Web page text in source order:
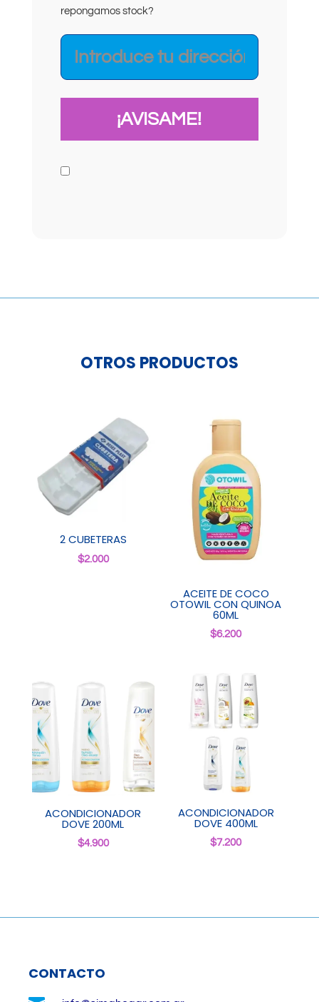
repongamos stock?
OTROS PRODUCTOS
2 CUBETERAS
$2.000
ACEITE DE COCO
OTOWIL CON QUINOA
60ML
$6.200
ACONDICIONADOR
DOVE 200ML
$4.900
ACONDICIONADOR
DOVE 400ML
$7.200
CONTACTO